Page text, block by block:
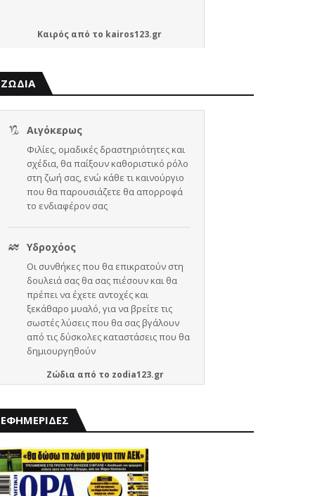
Καιρόςαπό το kairos123.gr
ΖΩΔΙΑ
Ζώδια από το zodia123.gr
ΕΦΗΜΕΡΙΔΕΣ